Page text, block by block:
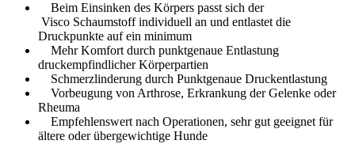
Beim Einsinken des Körpers passt sich der
Visco Schaumstoff individuell an und entlastet die
Druckpunkte auf ein minimum
Mehr Komfort durch punktgenaue Entlastung
druckempfindlicher Körperpartien
Schmerzlinderung durch Punktgenaue Druckentlastung
Vorbeugung von Arthrose, Erkrankung der Gelenke oder
Rheuma
Empfehlenswert nach Operationen, sehr gut geeignet für
ältere oder übergewichtige Hunde